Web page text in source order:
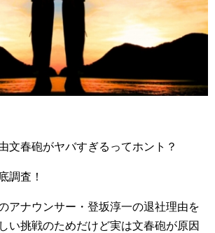
文春砲がヤバすぎるってホント？
調査！
アナウンサー・登坂淳一の退社理由を
い挑戦のためだけど実は文春砲が原因